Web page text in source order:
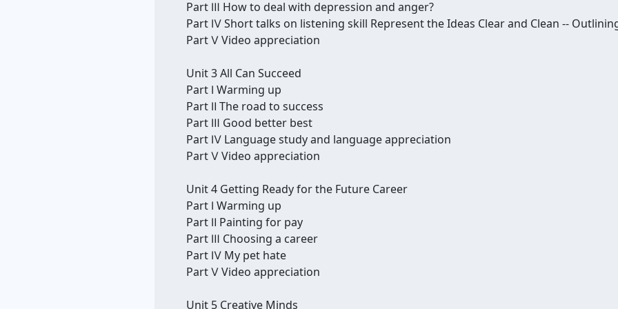
Part Ⅲ How to deal with depression and anger?
Part Ⅳ Short talks on listening skill Represent the Ideas Clear and Clean --
Part Ⅴ Video appreciation
Unit 3 All Can Succeed
Part Ⅰ Warming up
Part Ⅱ The road to success
Part Ⅲ Good better best
Part Ⅳ Language study and language appreciation
Part Ⅴ Video appreciation
Unit 4 Getting Ready for the Future Career
Part Ⅰ Warming up
Part Ⅱ Painting for pay
Part Ⅲ Choosing a career
Part Ⅳ My pet hate
Part Ⅴ Video appreciation
Unit 5 Creative Minds